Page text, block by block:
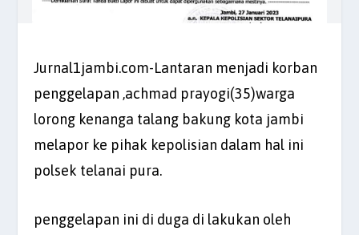
Jurnal1jambi.com-Lantaran menjadi korban
penggelapan ,achmad prayogi(35)warga
lorong kenanga talang bakung kota jambi
melapor ke pihak kepolisian dalam hal ini
polsek telanai pura.
penggelapan ini di duga di lakukan oleh